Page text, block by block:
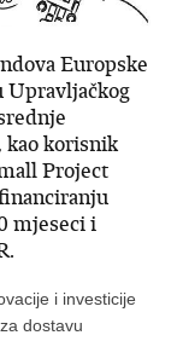
Europske
Upravljačkog
kao korisnik
Project
mjeseci i
i investicije
dostavu